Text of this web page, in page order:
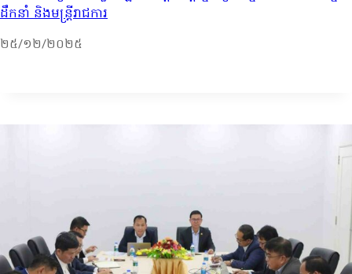
ដឹកនាំ និងមន្រ្តីរាជការ
២៥/១២/២០២៥